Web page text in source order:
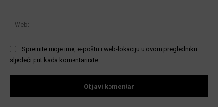
Spremite moje ime, e-poštu i web-lokaciju u ovom pregledniku
sljedeći put kada komentarirate.